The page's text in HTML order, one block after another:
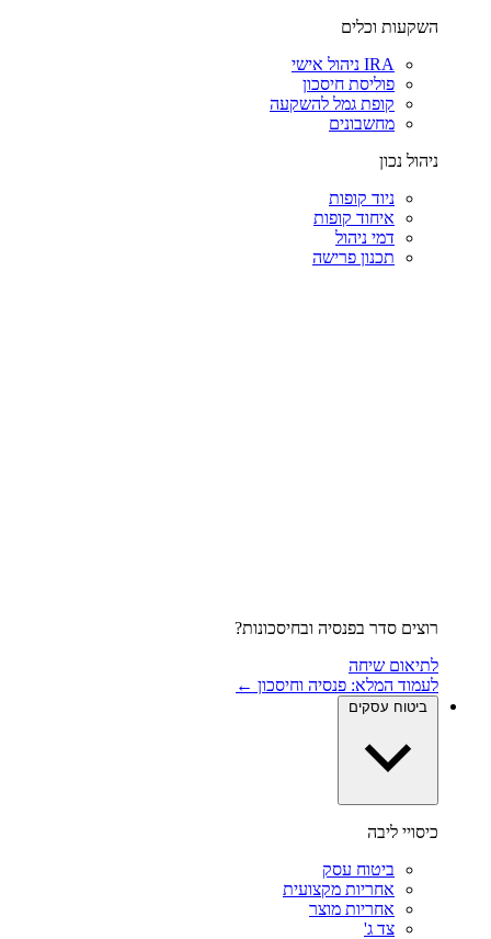
השקעות וכלים
IRA ניהול אישי
פוליסת חיסכון
קופת גמל להשקעה
מחשבונים
ניהול נכון
ניוד קופות
איחוד קופות
דמי ניהול
תכנון פרישה
רוצים סדר בפנסיה ובחיסכונות?
לתיאום שיחה
לעמוד המלא: פנסיה וחיסכון ←
ביטוח עסקים
כיסויי ליבה
ביטוח עסק
אחריות מקצועית
אחריות מוצר
צד ג'